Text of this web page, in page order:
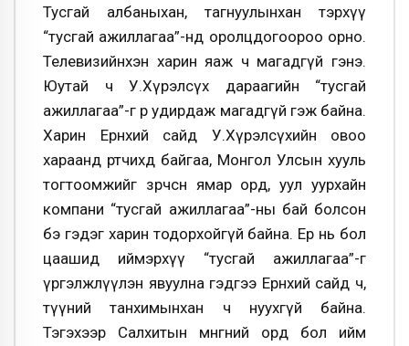
Тусгай албаныхан, тагнуулынхан тэрхүү
“тусгай ажиллагаа”-нд оролцдогоороо орно.
Телевизийнхэн харин яаж ч магадгүй гэнэ.
Юутай ч У.Хүрэлсүх дараагийн “тусгай
ажиллагаа”-г өөрөө удирдаж магадгүй гэж байна.
Харин Ерөнхий сайд У.Хүрэлсүхийн овоо
хараанд өртчихөөд байгаа, Монгол Улсын хууль
тогтоомжийг зөрчсөн ямар орд, уул уурхайн
компани “тусгай ажиллагаа”-ны бай болсон
бэ гэдэг харин тодорхойгүй байна. Ер нь бол
цаашид иймэрхүү “тусгай ажиллагаа”-г
үргэлжлүүлэн явуулна гэдгээ Ерөнхий сайд ч,
түүний танхимынхан ч нуухгүй байна.
Тэгэхээр Салхитын мөнгөний орд бол ийм